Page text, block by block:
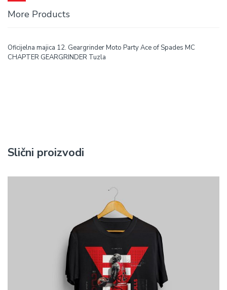
More Products
Oficijelna majica 12. Geargrinder Moto Party Ace of Spades MC
CHAPTER GEARGRINDER Tuzla
Slični proizvodi